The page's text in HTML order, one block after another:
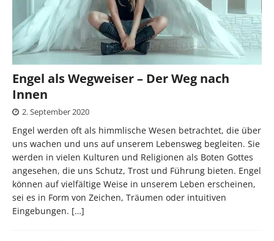
Engel als Wegweiser – Der Weg nach
Innen
2. September 2020
Engel werden oft als himmlische Wesen betrachtet, die über
uns wachen und uns auf unserem Lebensweg begleiten. Sie
werden in vielen Kulturen und Religionen als Boten Gottes
angesehen, die uns Schutz, Trost und Führung bieten. Engel
können auf vielfältige Weise in unserem Leben erscheinen,
sei es in Form von Zeichen, Träumen oder intuitiven
Eingebungen. […]